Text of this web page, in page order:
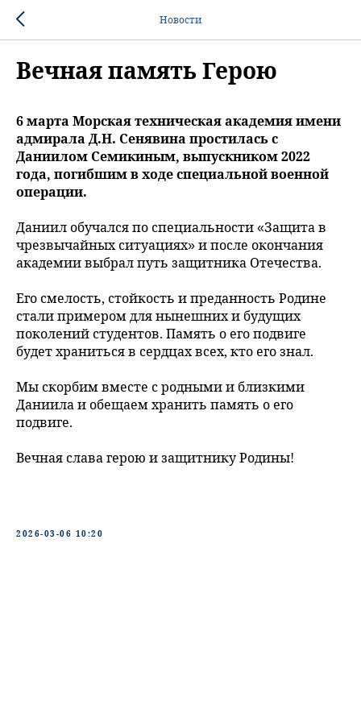
Новости
Вечная память Герою
6 марта Морская техническая академия имени
адмирала Д.Н. Сенявина простилась с
Даниилом Семикиным, выпускником 2022
года, погибшим в ходе специальной военной
операции.
Даниил обучался по специальности «Защита в
чрезвычайных ситуациях» и после окончания
академии выбрал путь защитника Отечества.
Его смелость, стойкость и преданность Родине
стали примером для нынешних и будущих
поколений студентов. Память о его подвиге
будет храниться в сердцах всех, кто его знал.
Мы скорбим вместе с родными и близкими
Даниила и обещаем хранить память о его
подвиге.
Вечная слава герою и защитнику Родины!
2026-03-06 10:20